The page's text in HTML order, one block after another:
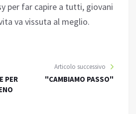
per far capire a tutti, giovani
va vissuta al meglio.
PER
Articolo successivo
"CAMBIAMO PASSO"